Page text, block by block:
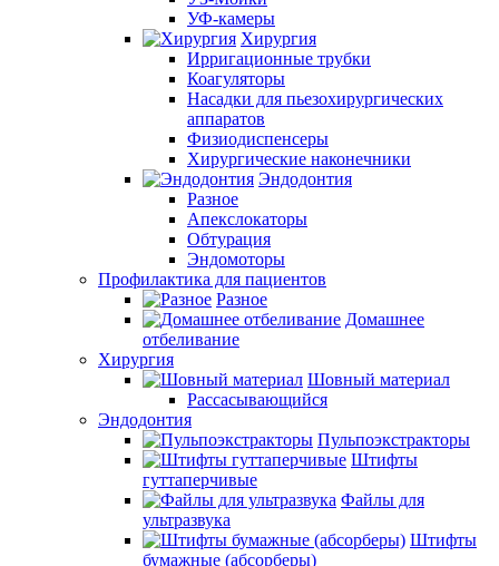
УФ-камеры
Хирургия
Ирригационные трубки
Коагуляторы
Насадки для пьезохирургических
аппаратов
Физиодиспенсеры
Хирургические наконечники
Эндодонтия
Разное
Апекслокаторы
Обтурация
Эндомоторы
Профилактика для пациентов
Разное
Домашнее
отбеливание
Хирургия
Шовный материал
Рассасывающийся
Эндодонтия
Пульпоэкстракторы
Штифты
гуттаперчивые
Файлы для
ультразвука
Штифты
бумажные (абсорберы)